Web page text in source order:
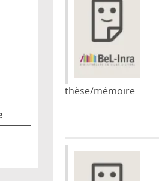
DES RECHERCHES MARINES
thèse/mémoire